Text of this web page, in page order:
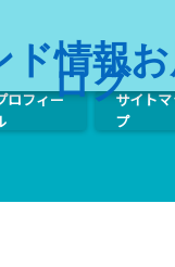
ド情報
ログ
ロフィー
サイトマ
プ